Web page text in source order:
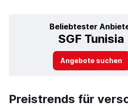
Beliebtester
SGF Tunisia
Angebote suchen
Preistrends für